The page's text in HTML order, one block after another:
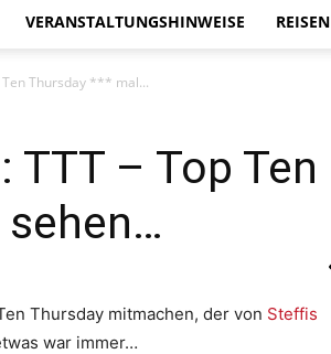
VERANSTALTUNGSHINWEISE REISEN
Thursday *** mal...
TTT – Top Ten
Thursday mitmachen, der von Steffis
war immer…